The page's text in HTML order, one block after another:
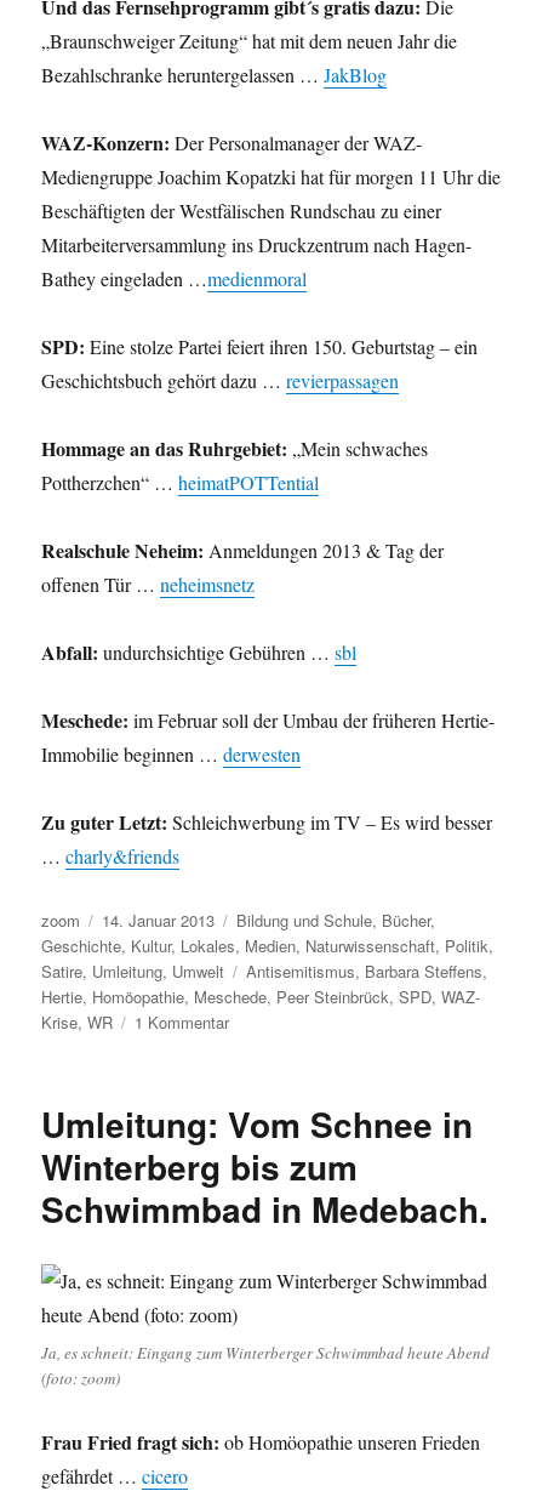
Und das Fernsehprogramm gibt´s gratis dazu: Die
„Braunschweiger Zeitung“ hat mit dem neuen Jahr die
Bezahlschranke heruntergelassen …JakBlog
WAZ-Konzern: Der Personalmanager der WAZ-
Mediengruppe Joachim Kopatzki hat für morgen 11 Uhr die
Beschäftigten der Westfälischen Rundschau zu einer
Mitarbeiterversammlung ins Druckzentrum nach Hagen-
Bathey eingeladen …medienmoral
SPD: Eine stolze Partei feiert ihren 150. Geburtstag – ein
Geschichtsbuch gehört dazu …revierpassagen
Hommage an das Ruhrgebiet: „Mein schwaches
Pottherzchen“ …heimatPOTTential
Realschule Neheim: Anmeldungen 2013 & Tag der
offenen Tür …neheimsnetz
Abfall: undurchsichtige Gebühren …sbl
Meschede: im Februar soll der Umbau der früheren Hertie-
Immobilie beginnen …derwesten
Zu guter Letzt: Schleichwerbung im TV – Es wird besser
…charly&friends
Autor
zoom
Veröffentlicht
am
14. Januar 2013 Kategorien
Bildung und Schule, Bücher,
Geschichte, Kultur, Lokales, Medien, Naturwissenschaft, Politik,
Satire, Umleitung, Umwelt Schlagwörter
Antisemitismus, Barbara Steffens,
Hertie, Homöopathie, Meschede, Peer Steinbrück,SPD,WAZ-
Krise,WR 1 Kommentarzu
anderem
der
Esoterik
über
sekundären
Antisemitismus
zum
WAZ-
Einhundertfünfzigsten
Umleitung: Vom Schnee in
Winterberg bis zum
Schwimmbad in Medebach.
Ja, es schneit: Eingang zum Winterberger Schwimmbad heute Abend
(foto: zoom)
Frau Fried fragt sich: ob Homöopathie unseren Frieden
gefährdet …cicero